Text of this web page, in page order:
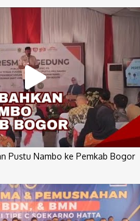
Pustu Nambo ke Pemkab Bogor